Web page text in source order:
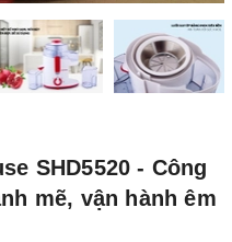
SHD5520 - Công
mẽ, vận hành êm